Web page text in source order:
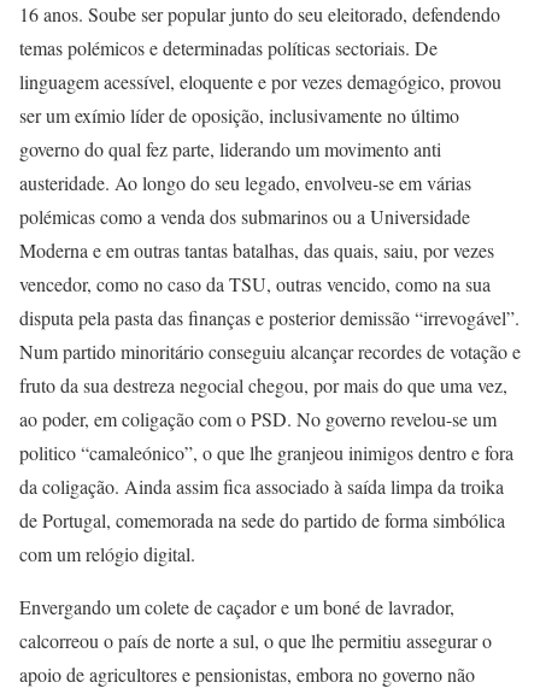
16 anos. Soube ser popular junto do seu eleitorado, defendendo
temas polémicos e determinadas políticas sectoriais. De
linguagem acessível, eloquente e por vezes demagógico, provou
ser um exímio líder de oposição, inclusivamente no último
governo do qual fez parte, liderando um movimento anti
austeridade. Ao longo do seu legado, envolveu-se em várias
polémicas como a venda dos submarinos ou a Universidade
Moderna e em outras tantas batalhas, das quais, saiu, por vezes
vencedor, como no caso da TSU, outras vencido, como na sua
disputa pela pasta das finanças e posterior demissão “irrevogável”.
Num partido minoritário conseguiu alcançar recordes de votação e
fruto da sua destreza negocial chegou, por mais do que uma vez,
ao poder, em coligação com o PSD. No governo revelou-se um
politico “camaleónico”, o que lhe granjeou inimigos dentro e fora
da coligação. Ainda assim fica associado à saída limpa da troika
de Portugal, comemorada na sede do partido de forma simbólica
com um relógio digital.
Envergando um colete de caçador e um boné de lavrador,
calcorreou o país de norte a sul, o que lhe permitiu assegurar o
apoio de agricultores e pensionistas, embora no governo não